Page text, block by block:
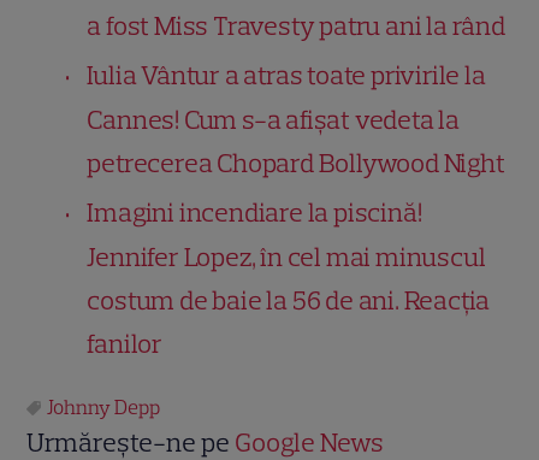
a fost Miss Travesty patru ani la rând
Iulia Vântur a atras toate privirile la
Cannes! Cum s-a afișat vedeta la
petrecerea Chopard Bollywood Night
Imagini incendiare la piscină!
Jennifer Lopez, în cel mai minuscul
costum de baie la 56 de ani. Reacția
fanilor
Johnny Depp
Urmărește-ne pe Google News